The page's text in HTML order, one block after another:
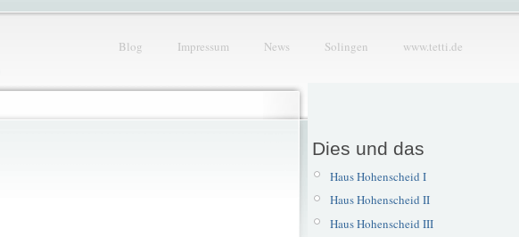
Blog Impressum News Solingen www.tetti.de
Dies und das
Haus Hohenscheid I
Haus Hohenscheid II
Haus Hohenscheid III